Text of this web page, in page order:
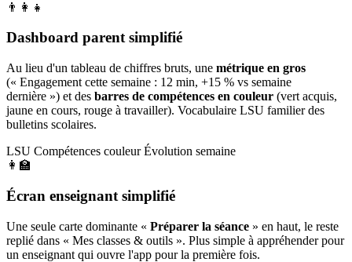
👨‍👩‍👧
Dashboard parent simplifié
Au lieu d'un tableau de chiffres bruts, une métrique en gros
(« Engagement cette semaine : 12 min, +15 % vs semaine
dernière ») et des barres de compétences en couleur (vert acquis,
jaune en cours, rouge à travailler). Vocabulaire LSU familier des
bulletins scolaires.
LSU Compétences couleur Évolution semaine
👩‍🏫
Écran enseignant simplifié
Une seule carte dominante « Préparer la séance » en haut, le reste
replié dans « Mes classes & outils ». Plus simple à appréhender pour
un enseignant qui ouvre l'app pour la première fois.